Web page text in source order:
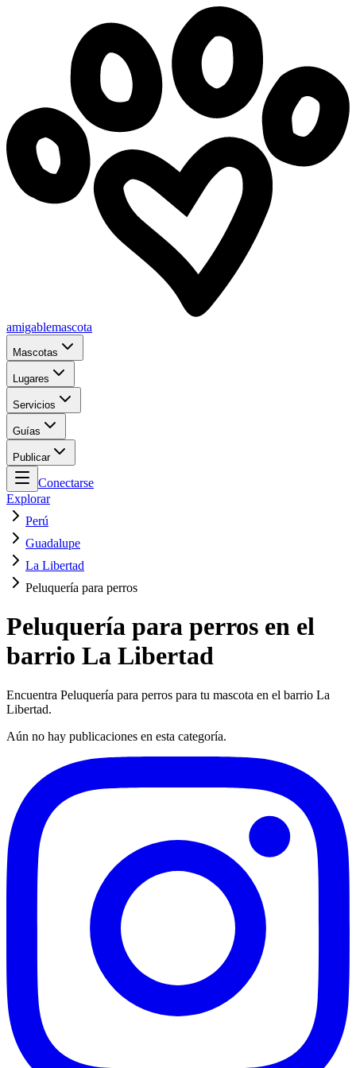
amigablemascota
Mascotas
Lugares
Servicios
Guías
Publicar
Conectarse
Explorar
Perú
Guadalupe
La Libertad
Peluquería para perros
Peluquería para perros en el
barrio La Libertad
Encuentra Peluquería para perros para tu mascota en el barrio La
Libertad.
Aún no hay publicaciones en esta categoría.